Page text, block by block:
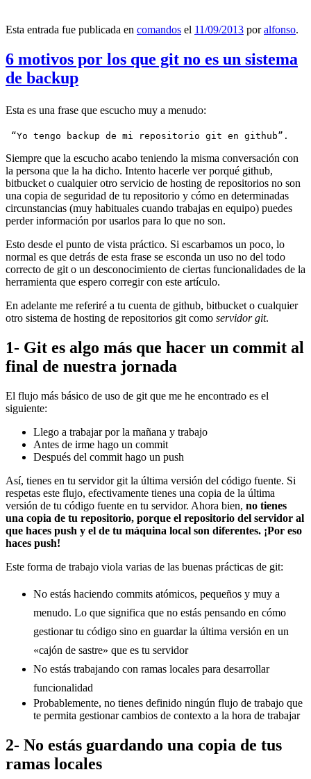
Esta entrada fue publicada en comandos el 11/09/2013 poralfonso.
6 motivos por los que git no es un sistema
de backup
Esta es una frase que escucho muy a menudo:
“Yo tengo backup de mi repositorio git en github”.
Siempre que la escucho acabo teniendo la misma conversación con
la persona que la ha dicho. Intento hacerle ver porqué github,
bitbucket o cualquier otro servicio de hosting de repositorios no son
una copia de seguridad de tu repositorio y cómo en determinadas
circunstancias (muy habituales cuando trabajas en equipo) puedes
perder información por usarlos para lo que no son.
Esto desde el punto de vista práctico. Si escarbamos un poco, lo
normal es que detrás de esta frase se esconda un uso no del todo
correcto de git o un desconocimiento de ciertas funcionalidades de la
herramienta que espero corregir con este artículo.
En adelante me referiré a tu cuenta de github, bitbucket o cualquier
otro sistema de hosting de repositorios git como servidor git.
1- Git es algo más que hacer un commit al
final de nuestra jornada
El flujo más básico de uso de git que me he encontrado es el
siguiente:
Llego a trabajar por la mañana y trabajo
Antes de irme hago un commit
Después del commit hago un push
Así, tienes en tu servidor git la última versión del código fuente. Si
respetas este flujo, efectivamente tienes una copia de la última
versión de tu código fuente en tu servidor. Ahora bien, no tienes
una copia de tu repositorio, porque el repositorio del servidor al
que haces push y el de tu máquina local son diferentes. ¡Por eso
haces push!
Este forma de trabajo viola varias de las buenas prácticas de git:
No estás haciendo commits atómicos, pequeños y muy a
menudo. Lo que significa que no estás pensando en cómo
gestionar tu código sino en guardar la última versión en un
«cajón de sastre» que es tu servidor
No estás trabajando con ramas locales para desarrollar
funcionalidad
Probablemente, no tienes definido ningún flujo de trabajo que
te permita gestionar cambios de contexto a la hora de trabajar
2- No estás guardando una copia de tus
ramas locales